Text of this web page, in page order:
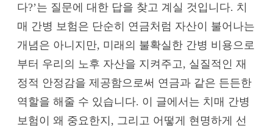
다?’는 질문에 대한 답을 찾고 계실 것입니다. 치
매 간병 보험은 단순히 연금처럼 자산이 불어나는
개념은 아니지만, 미래의 불확실한 간병 비용으로
부터 우리의 노후 자산을 지켜주고, 실질적인 재
정적 안정감을 제공함으로써 연금과 같은 든든한
역할을 해줄 수 있습니다. 이 글에서는 치매 간병
보험이 왜 중요한지, 그리고 어떻게 현명하게 선